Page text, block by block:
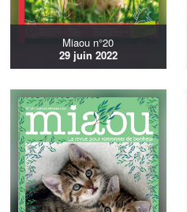
Miaou n°20
29 juin 2022